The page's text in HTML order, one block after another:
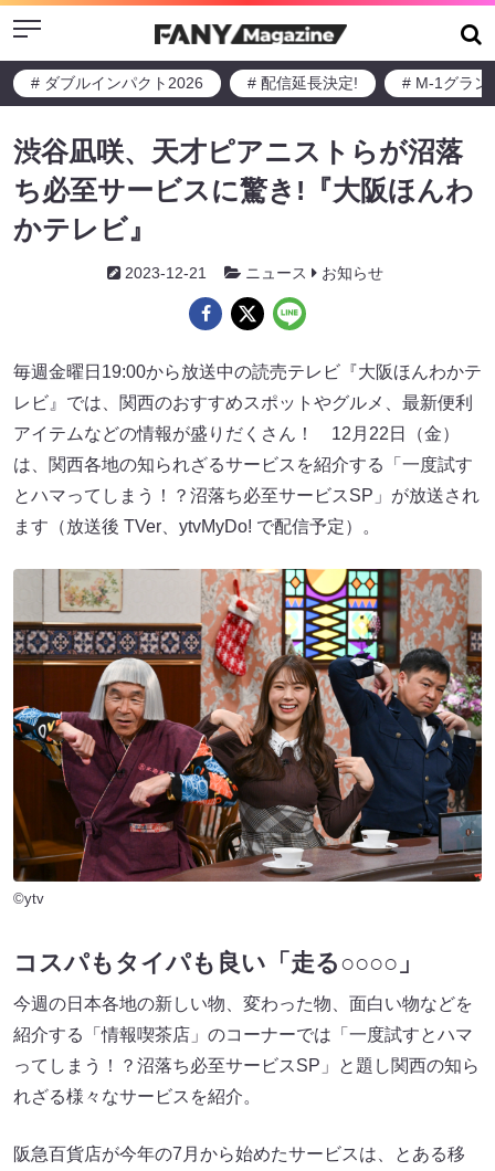
Menu
# ダブルインパクト2026 # 配信延長決定! # M-1グラン
渋谷凪咲、天才ピアニストらが沼落
ち必至サービスに驚き!『大阪ほんわ
かテレビ』
2023-12-21 ニュース お知らせ
毎週金曜日19:00から放送中の読売テレビ『大阪ほんわかテ
レビ』では、関西のおすすめスポットやグルメ、最新便利
アイテムなどの情報が盛りだくさん！ 12月22日（金）
は、関西各地の知られざるサービスを紹介する「一度試す
とハマってしまう！？沼落ち必至サービスSP」が放送され
ます（放送後 TVer、ytvMyDo! で配信予定）。
©ytv
コスパもタイパも良い「走る○○○○」
今週の日本各地の新しい物、変わった物、面白い物などを
紹介する「情報喫茶店」のコーナーでは「一度試すとハマ
ってしまう！？沼落ち必至サービスSP」と題し関西の知ら
れざる様々なサービスを紹介。
阪急百貨店が今年の7月から始めたサービスは、とある移